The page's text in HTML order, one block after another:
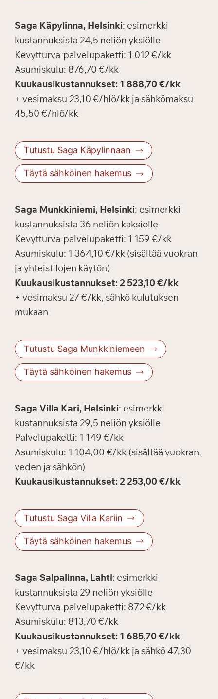
Saga Käpylinna, Helsinki: esimerkki
kustannuksista 24,5 neliön yksiölle
Kevytturva-palvelupaketti: 1 012 €/kk
Asumiskulu: 876,70 €/kk
Kuukausikustannukset: 1 888,70 €/kk
+ vesimaksu 23,10 €/hlö/kk ja sähkömaksu
45,50 €/hlö/kk
Tutustu Saga Käpylinnaan
Täytä sähköinen hakemus
Saga Munkkiniemi, Helsinki: esimerkki
kustannuksista 36 neliön kaksiolle
Kevytturva-palvelupaketti: 1 159 €/kk
Asumiskulu: 1 364,10 €/kk (sisältää vuokran
ja yhteistilojen käytön)
Kuukausikustannukset: 2 523,10 €/kk
+ vesimaksu 27 €/kk, sähkö kulutuksen
mukaan
Tutustu Saga Munkkiniemeen
Täytä sähköinen hakemus
Saga Villa Kari, Helsinki: esimerkki
kustannuksista 29,5 neliön yksiölle
Palvelupaketti: 1 149 €/kk
Asumiskulu: 1 104,00 €/kk (sisältää vuokran,
veden ja sähkön)
Kuukausikustannukset: 2 253,00 €/kk
Tutustu Saga Villa Kariin
Täytä sähköinen hakemus
Saga Salpalinna, Lahti: esimerkki
kustannuksista 29 neliön yksiölle
Kevytturva-palvelupaketti: 872 €/kk
Asumiskulu: 813,70 €/kk
Kuukausikustannukset: 1 685,70 €/kk
+ vesimaksu 23,10 €/hlö/kk ja sähkö 47,30
€/kk